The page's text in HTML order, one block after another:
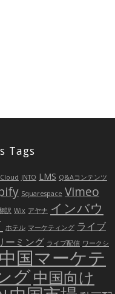
Tags
JNTO LMS Q&Aコンテンツ
Squarespace Vimeo
訳 Wix アヤナ インバウ
ホテル マーケティング ライブ
ーミング ライブ配信 ワークシ
中国マーケテ
グ中国向け